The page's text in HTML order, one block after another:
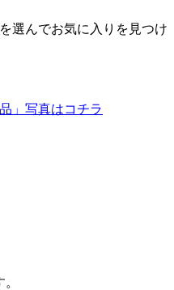
選んでお気に入りを見つけ
」写真はコチラ